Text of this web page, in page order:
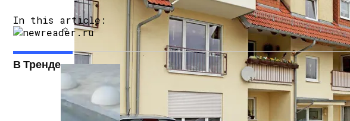
Бетонные Сваи: Особенности Применения И Устройство
Главные Ученые Года Названы Научным Журналом Nature
In this article:
В Тренде